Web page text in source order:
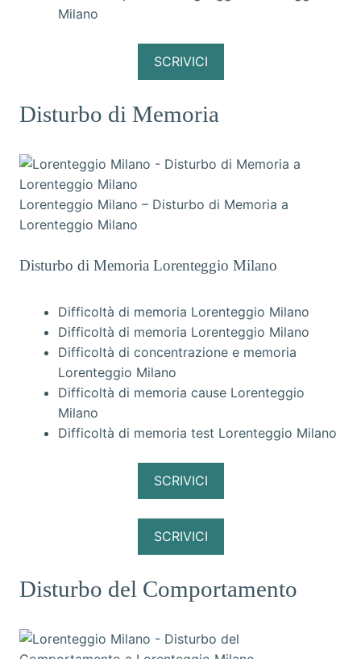
Milano
SCRIVICI
Disturbo di Memoria
Lorenteggio Milano – Disturbo di Memoria a
Lorenteggio Milano
Disturbo di Memoria Lorenteggio Milano
Difficoltà di memoria Lorenteggio Milano
Difficoltà di memoria Lorenteggio Milano
Difficoltà di concentrazione e memoria
Lorenteggio Milano
Difficoltà di memoria cause Lorenteggio
Milano
Difficoltà di memoria test Lorenteggio Milano
SCRIVICI
SCRIVICI
Disturbo del Comportamento